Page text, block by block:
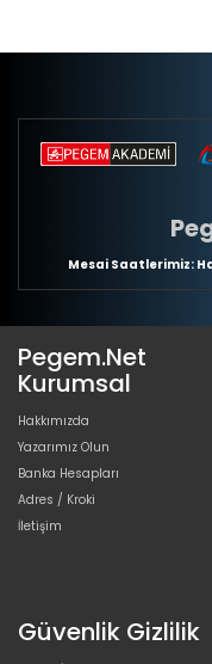
Mesai Saatlerimiz:
Pegem.Net
Kurumsal
Hakkımızda
Yazarımız Olun
Banka Hesapları
Adres / Kroki
İletişim
Güvenlik Gizlilik